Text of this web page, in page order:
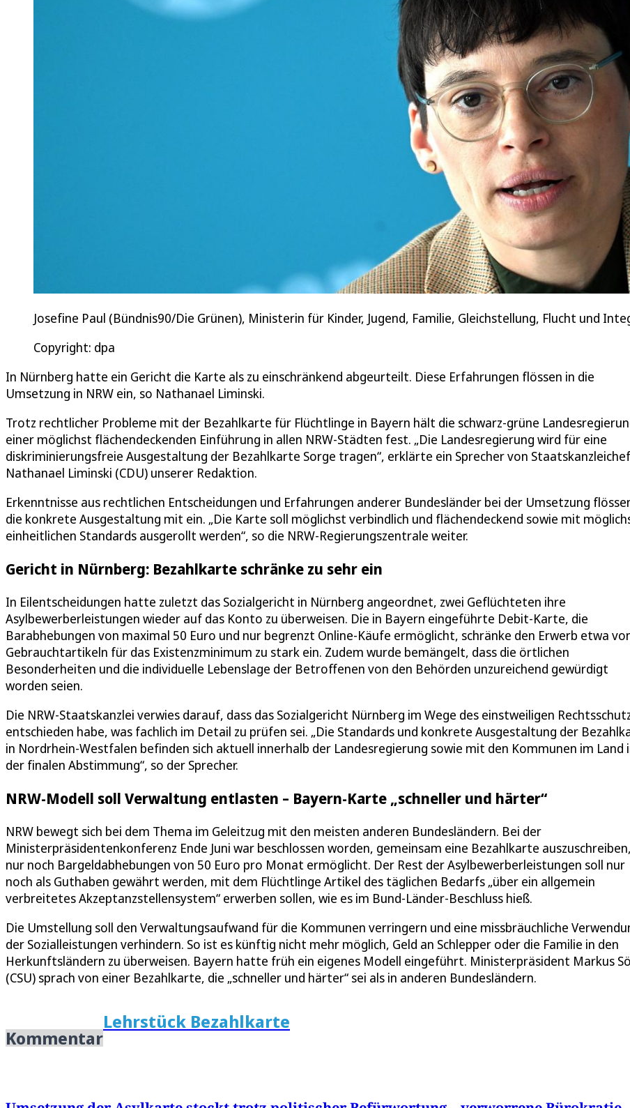
Josefine Paul (Bündnis90/Die Grünen), Ministerin für Kinder, Jugend, Familie, Gleichstellung, Flucht und
Copyright: dpa
In Nürnberg hatte ein Gericht die Karte als zu einschränkend abgeurteilt. Diese Erfahrungen flössen in die
Umsetzung in NRW ein, so Nathanael Liminski.
Trotz rechtlicher Probleme mit der Bezahlkarte für Flüchtlinge in Bayern hält die schwarz-grüne
einer möglichst flächendeckenden Einführung in allen NRW-Städten fest. „Die Landesregierung wird für eine
diskriminierungsfreie Ausgestaltung der Bezahlkarte Sorge tragen“, erklärte ein Sprecher von Staatskanzleichef
Nathanael Liminski (CDU) unserer Redaktion.
Erkenntnisse aus rechtlichen Entscheidungen und Erfahrungen anderer Bundesländer bei der Umsetzung
die konkrete Ausgestaltung mit ein. „Die Karte soll möglichst verbindlich und flächendeckend sowie mit
einheitlichen Standards ausgerollt werden“, so die NRW-Regierungszentrale weiter.
Gericht in Nürnberg: Bezahlkarte schränke zu sehr ein
In Eilentscheidungen hatte zuletzt das Sozialgericht in Nürnberg angeordnet, zwei Geflüchteten ihre
Asylbewerberleistungen wieder auf das Konto zu überweisen. Die in Bayern eingeführte Debit-Karte, die
Barabhebungen von maximal 50 Euro und nur begrenzt Online-Käufe ermöglicht, schränke den Erwerb etwa
Gebrauchtartikeln für das Existenzminimum zu stark ein. Zudem wurde bemängelt, dass die örtlichen
Besonderheiten und die individuelle Lebenslage der Betroffenen von den Behörden unzureichend gewürdigt
worden seien.
Die NRW-Staatskanzlei verwies darauf, dass das Sozialgericht Nürnberg im Wege des einstweiligen
entschieden habe, was fachlich im Detail zu prüfen sei. „Die Standards und konkrete Ausgestaltung der
in Nordrhein-Westfalen befinden sich aktuell innerhalb der Landesregierung sowie mit den Kommunen im Land
der finalen Abstimmung“, so der Sprecher.
NRW-Modell soll Verwaltung entlasten – Bayern-Karte „schneller und härter“
NRW bewegt sich bei dem Thema im Geleitzug mit den meisten anderen Bundesländern. Bei der
Ministerpräsidentenkonferenz Ende Juni war beschlossen worden, gemeinsam eine Bezahlkarte
nur noch Bargeldabhebungen von 50 Euro pro Monat ermöglicht. Der Rest der Asylbewerberleistungen soll nur
noch als Guthaben gewährt werden, mit dem Flüchtlinge Artikel des täglichen Bedarfs „über ein allgemein
verbreitetes Akzeptanzstellensystem“ erwerben sollen, wie es im Bund-Länder-Beschluss hieß.
Die Umstellung soll den Verwaltungsaufwand für die Kommunen verringern und eine missbräuchliche
der Sozialleistungen verhindern. So ist es künftig nicht mehr möglich, Geld an Schlepper oder die Familie in den
Herkunftsländern zu überweisen. Bayern hatte früh ein eigenes Modell eingeführt. Ministerpräsident Markus
(CSU) sprach von einer Bezahlkarte, die „schneller und härter“ sei als in anderen Bundesländern.
Kommentar
Lehrstück Bezahlkarte